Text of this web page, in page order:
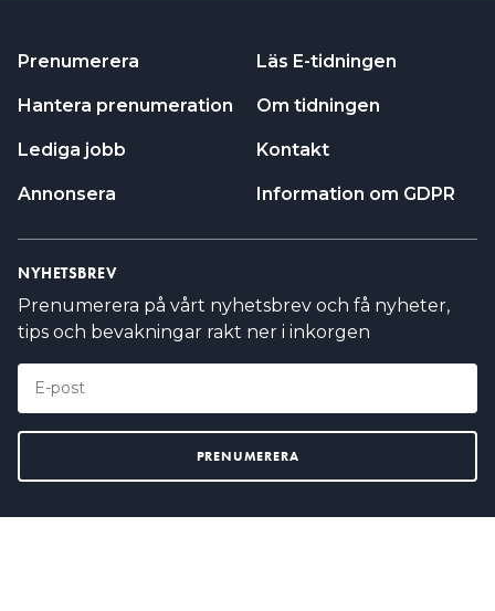
Prenumerera
Hantera prenumeration
Lediga jobb
Annonsera
Läs E-tidningen
Om tidningen
Kontakt
Information om GDPR
NYHETSBREV
Prenumerera på vårt nyhetsbrev och få nyheter,
tips och bevakningar rakt ner i inkorgen